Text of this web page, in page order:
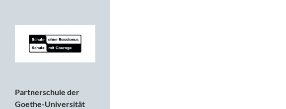
Partnerschule der
Goethe-Universität